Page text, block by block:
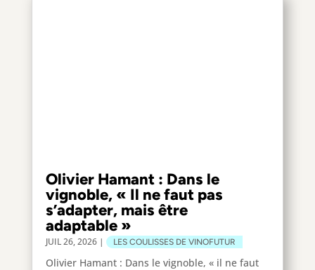
Olivier Hamant : Dans le
vignoble, « Il ne faut pas
s’adapter, mais être
adaptable »
JUIL 26, 2026| LES COULISSES DE VINOFUTUR
Olivier Hamant : Dans le vignoble, « il ne faut